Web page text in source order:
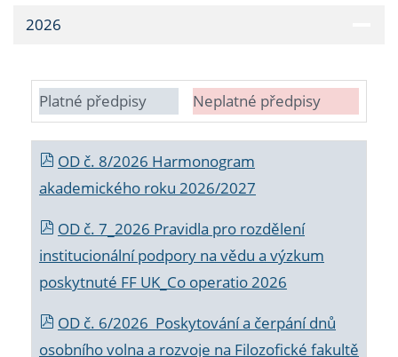
2026
Platné předpisy Neplatné předpisy
OD č. 8/2026 Harmonogram
akademického roku 2026/2027
OD č. 7_2026 Pravidla pro rozdělení
institucionální podpory na vědu a výzkum
poskytnuté FF UK_Co operatio 2026
OD č. 6/2026 Poskytování a čerpání dnů
osobního volna a rozvoje na Filozofické fakultě